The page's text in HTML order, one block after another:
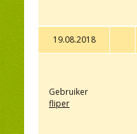
19.08.2018
Gebruiker
fliper